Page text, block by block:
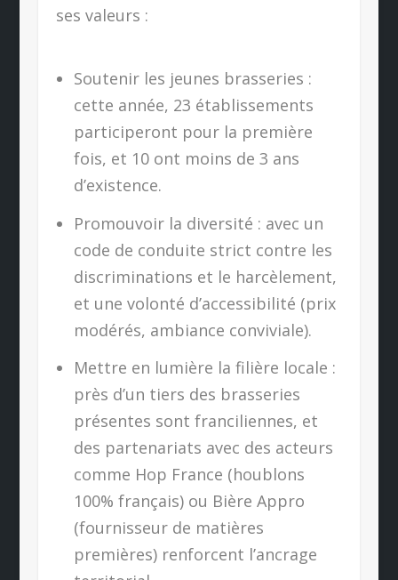
ses valeurs :
Soutenir les jeunes brasseries :
cette année, 23 établissements
participeront pour la première
fois, et 10 ont moins de 3 ans
d’existence.
Promouvoir la diversité : avec un
code de conduite strict contre les
discriminations et le harcèlement,
et une volonté d’accessibilité (prix
modérés, ambiance conviviale).
Mettre en lumière la filière locale :
près d’un tiers des brasseries
présentes sont franciliennes, et
des partenariats avec des acteurs
comme Hop France (houblons
100% français) ou Bière Appro
(fournisseur de matières
premières) renforcent l’ancrage